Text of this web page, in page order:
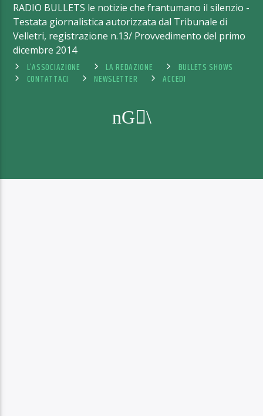
RADIO BULLETS le notizie che frantumano il silenzio -
Testata giornalistica autorizzata dal Tribunale di
Velletri, registrazione n.13/ Provvedimento del primo
dicembre 2014
L’ASSOCIAZIONE
LA REDAZIONE
BULLETS SHOWS
CONTATTACI
NEWSLETTER ACCEDI